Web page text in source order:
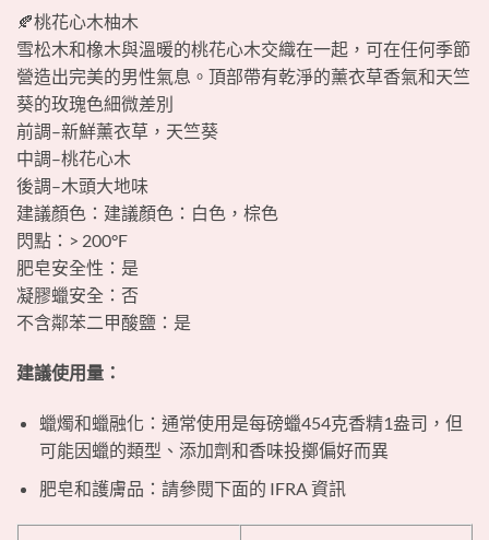
🍂桃花心木柚木
雪松木和橡木與溫暖的桃花心木交織在一起，可在任何季節
營造出完美的男性氣息。頂部帶有乾淨的薰衣草香氣和天竺
葵的玫瑰色細微差別
前調–新鮮​​薰衣草，天竺葵
中調–桃花心木
後調–木頭大地味
建議顏色：建議顏色：白色，棕色
閃點：> 200°F
肥皂安全性：是
凝膠蠟安全：否
不含鄰苯二甲酸鹽：是
‎建議使用量：‎
‎蠟燭和蠟融化：通常使用是每磅蠟454克香精1盎司，但
可能因蠟的類型、添加劑和香味投擲偏好而異‎
‎肥皂和護膚品：請參閱下面的 IFRA 資訊‎